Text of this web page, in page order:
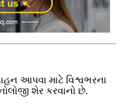
આપવા માટે વિશ્વભરના
શેર કરવાનો છે.